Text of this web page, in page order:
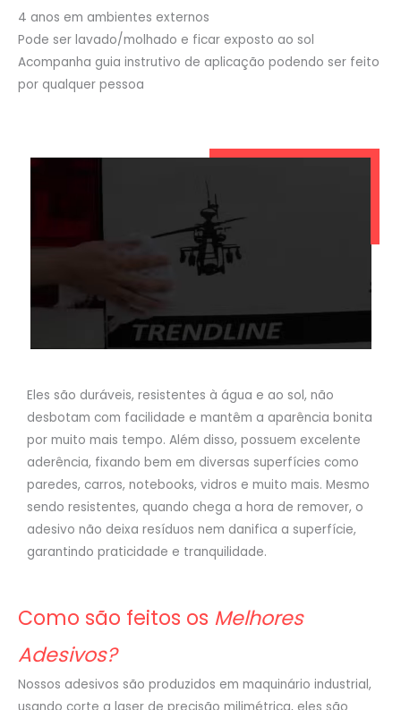
4 anos em ambientes externos
Pode ser lavado/molhado e ficar exposto ao sol
Acompanha guia instrutivo de aplicação podendo ser feito
por qualquer pessoa
Eles são duráveis, resistentes à água e ao sol, não
desbotam com facilidade e mantêm a aparência bonita
por muito mais tempo. Além disso, possuem excelente
aderência, fixando bem em diversas superfícies como
paredes, carros, notebooks, vidros e muito mais. Mesmo
sendo resistentes, quando chega a hora de remover, o
adesivo não deixa resíduos nem danifica a superfície,
garantindo praticidade e tranquilidade.
Como são feitos os Melhores
Adesivos?
Nossos adesivos são produzidos em maquinário industrial,